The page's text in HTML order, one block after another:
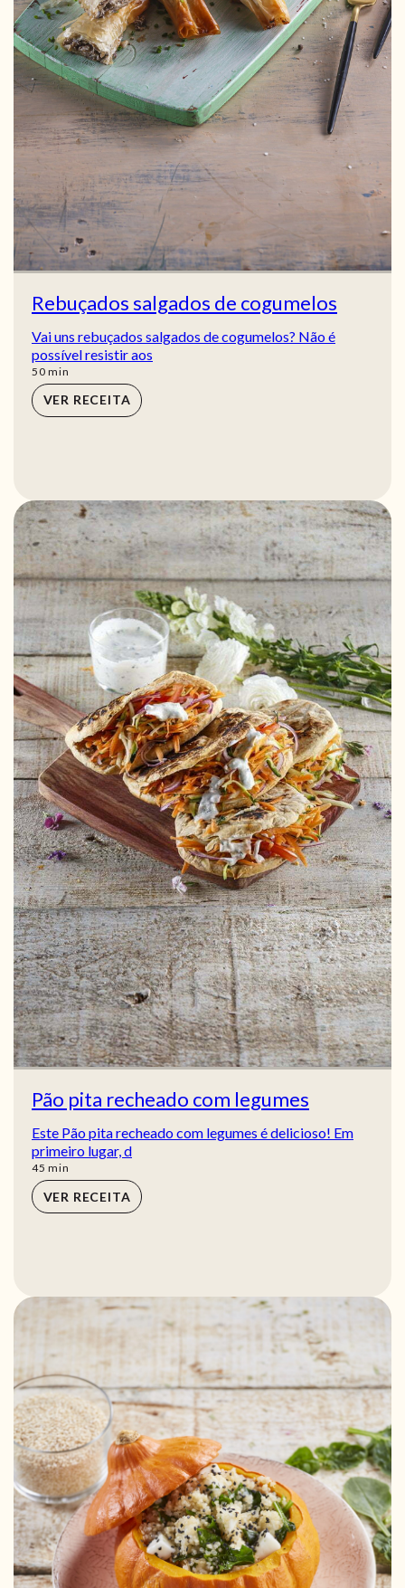
Rebuçados salgados de cogumelos
Vai uns rebuçados salgados de cogumelos? Não é
possível resistir aos
50min
min
VER RECEITA
Pão pita recheado com legumes
Este Pão pita recheado com legumes é delicioso! Em
primeiro lugar, d
45 min
min
VER RECEITA